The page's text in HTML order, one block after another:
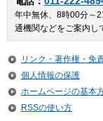
年中無休、8時00分～
通機関などをご案内し
リンク・著作権・免
個人情報の保護
ホームページの基本
RSSの使い方